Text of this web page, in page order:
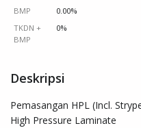
BMP
0.00%
TKDN +
BMP
0%
Deskripsi
Pemasangan HPL (Incl.
High Pressure Laminate